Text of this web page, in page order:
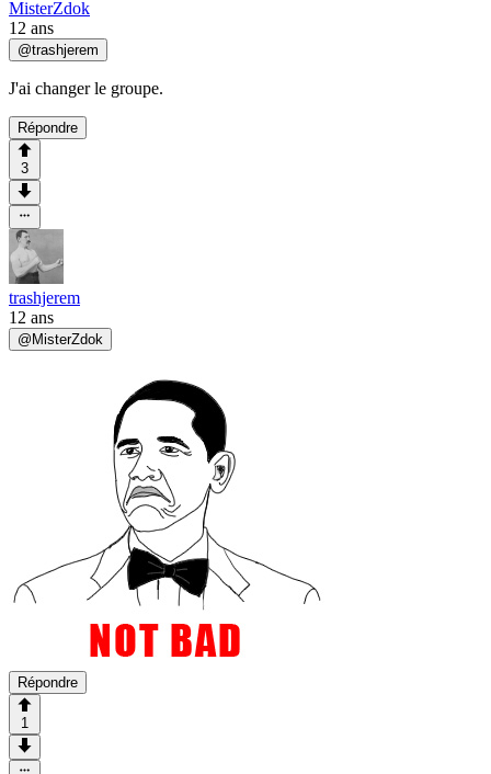
MisterZdok
12 ans
@trashjerem
J'ai changer le groupe.
Répondre
3
trashjerem
12 ans
@ MisterZdok
Répondre
1